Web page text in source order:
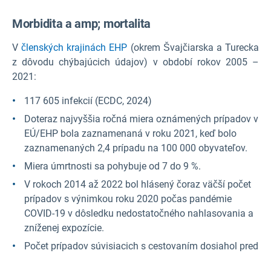
Morbidita a amp; mortalita
Včlenských krajinách EHP (okrem Švajčiarska a Turecka
z dôvodu chýbajúcich údajov) v období rokov 2005 –
2021:
117 605 infekcií (ECDC, 2024)
Doteraz najvyššia ročná miera oznámených prípadov v
EÚ/EHP bola zaznamenaná v roku 2021, keď bolo
zaznamenaných 2,4 prípadu na 100 000 obyvateľov.
Miera úmrtnosti sa pohybuje od 7 do 9 %.
V rokoch 2014 až 2022 bol hlásený čoraz väčší počet
prípadov s výnimkou roku 2020 počas pandémie
COVID-19 v dôsledku nedostatočného nahlasovania a
zníženej expozície.
Počet prípadov súvisiacich s cestovaním dosiahol pred